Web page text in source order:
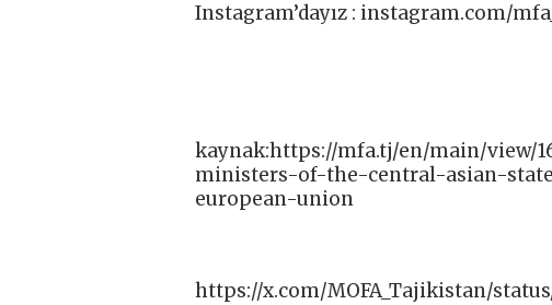
Instagram’dayız : instagram.com/
kaynak:https://mfa.tj/en/main/view/
ministers-of-the-central-asian-
european-union
https://x.com/MOFA_Tajikistan/status/